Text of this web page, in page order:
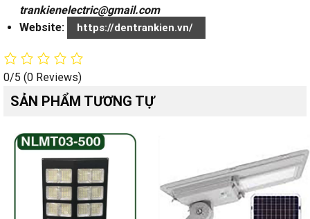
trankienelectric@gmail.com
Website:
https://dentrankien.vn/
0/5 (0 Reviews)
SẢN PHẨM TƯƠNG TỰ